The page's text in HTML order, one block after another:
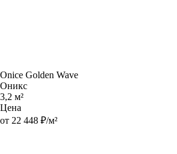
Onice Golden Wave
Оникс
3,2 м²
Цена
от 22 448 ₽/м²